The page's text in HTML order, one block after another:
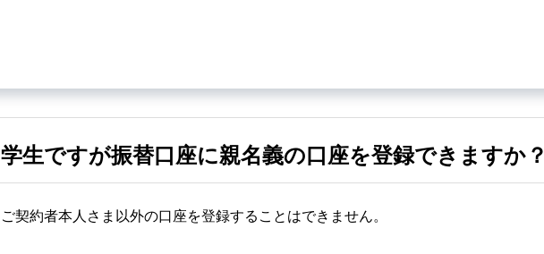
学生ですが振替口座に親名義の口座を登録できますか？
ご契約者本人さま以外の口座を登録することはできません。